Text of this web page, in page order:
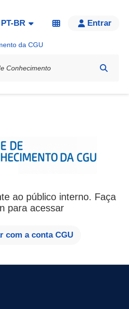
PT-BR Entrar
da CGU
ao público interno. Faça
para acessar
com a conta CGU